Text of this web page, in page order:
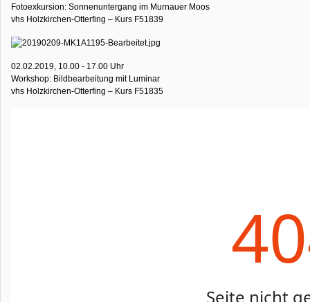
Fotoexkursion: Sonnenuntergang im Murnauer Moos
vhs Holzkirchen-Otterfing – Kurs F51839
02.02.2019, 10.00 - 17.00 Uhr
Workshop: Bildbearbeitung mit Luminar
vhs Holzkirchen-Otterfing – Kurs F51835